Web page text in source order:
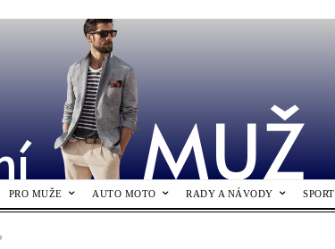
MUŽ
PRO MUŽE AUTO MOTO RADY A NÁVODY SPORT